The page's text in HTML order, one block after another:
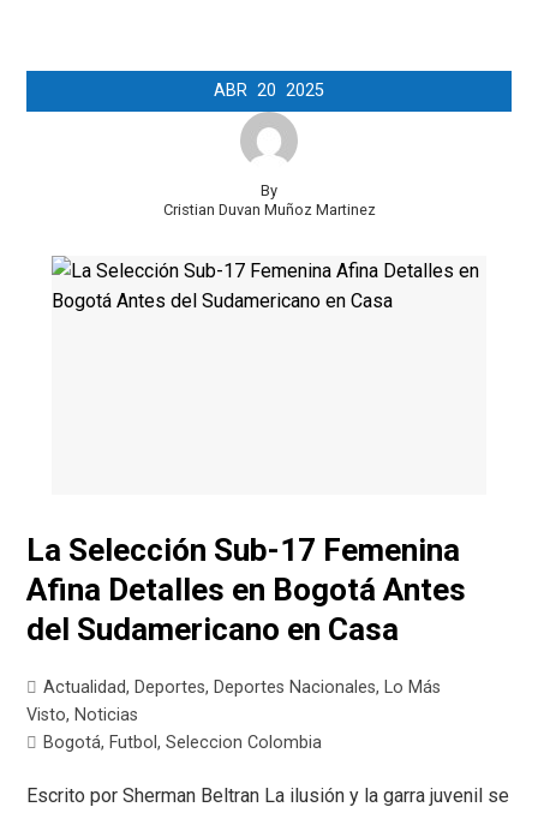
ABR 20 2025
By
Cristian Duvan Muñoz Martinez
La Selección Sub-17 Femenina
Afina Detalles en Bogotá Antes
del Sudamericano en Casa
Actualidad, Deportes, Deportes Nacionales, Lo Más
Visto, Noticias
Bogotá, Futbol,Seleccion Colombia
Escrito por Sherman Beltran La ilusión y la garra juvenil se